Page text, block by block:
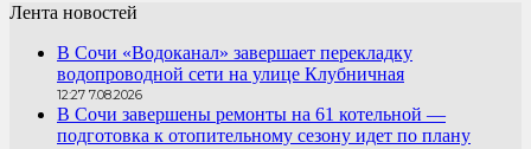
Лента новостей
В Сочи «Водоканал» завершает перекладку
водопроводной сети на улице Клубничная
12:27 7.08.2026
В Сочи завершены ремонты на 61 котельной —
подготовка к отопительному сезону идет по плану